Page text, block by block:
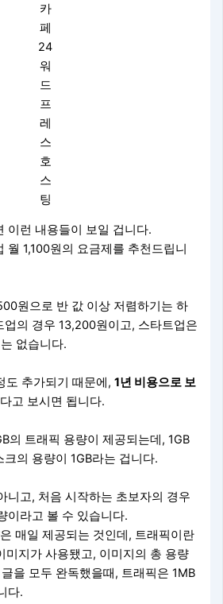
카
페
24
워
드
프
레
스
호
스
팅
이런 내용들이 보일 겁니다.
월 1,100원의 요금제를 추천드립니
원으로 반 값 이상 저렴하기는 하
업의 경우 13,200원이고, 스타트업은
없습니다.
도 추가되기 때문에,1년 비용으로 보
고 보시면 됩니다.
의 트래픽 용량이 제공되는데, 1GB
의 용량이 1GB라는 겁니다.
니고, 처음 시작하는 초보자의 경우
이라고 볼 수 있습니다.
매일 제공되는 것인데, 트래픽이란
미지가 사용됐고, 이미지의 총 용량
을 모두 완독했을때, 트래픽은 1MB
다.